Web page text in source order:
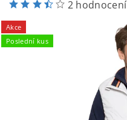
2 hodnocení
Akce
Poslední kus